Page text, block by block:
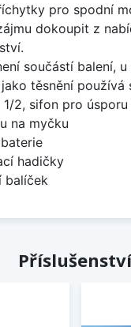
pro spodní
dokoupit z
součástí balení,
těsnění používá
2, sifon pro úsporu
na myčku
hadičky
balíček
Příslušenství